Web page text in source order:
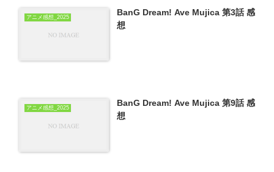
アニメ感想_2025
BanG Dream! Ave Mujica 第3話 感
想
アニメ感想_2025
BanG Dream! Ave Mujica 第9話 感
想